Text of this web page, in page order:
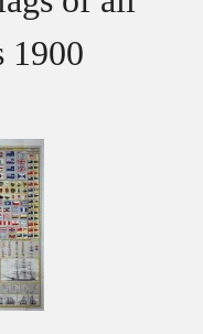
1900